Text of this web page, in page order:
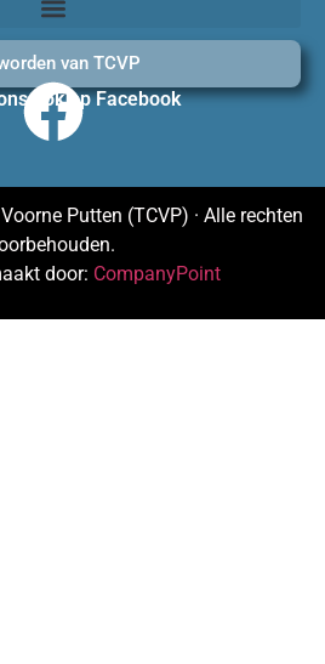
van TCVP
ook op Facebook
Putten (TCVP) · Alle rechten
door: CompanyPoint